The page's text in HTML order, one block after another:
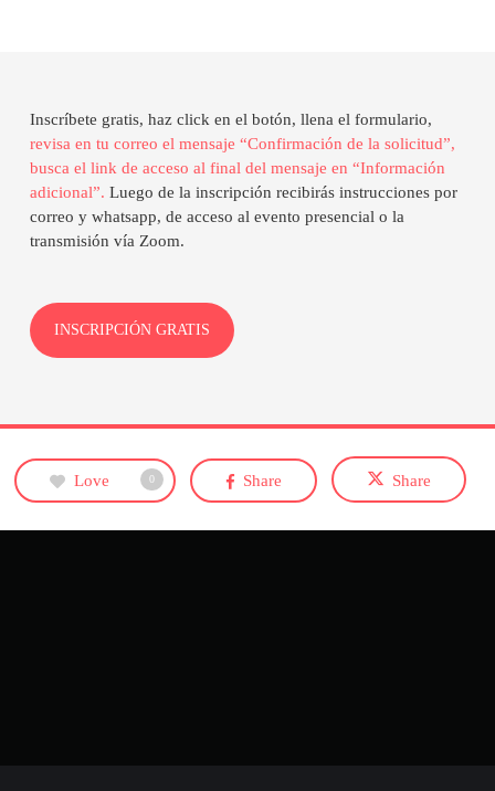
Inscríbete gratis, haz click en el botón, llena el formulario,
revisa en tu correo el mensaje “Confirmación de la solicitud”,
busca el link de acceso al final del mensaje en “Información
adicional”. Luego de la inscripción recibirás instrucciones por
correo y whatsapp, de acceso al evento presencial o la
transmisión vía Zoom.
INSCRIPCIÓN GRATIS
Love 0 Share Share